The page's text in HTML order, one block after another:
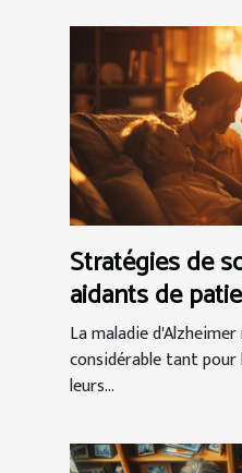
Stratégies de
aidants de
d'Alzheimer
La maladie
considérable tant
leurs...